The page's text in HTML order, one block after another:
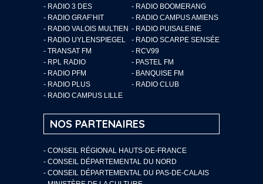
- RADIO 3 DES
- RADIO BOOMERANG
- RADIO GRAF’HIT
- RADIO CAMPUS AMIENS
- RADIO VALOIS MULTIEN - RADIO PUISALEINE
- RADIO UYLENSPIEGEL
- RADIO SCARPE SENSÉE
- TRANSAT FM
- RCV99
- RPL RADIO
- PASTEL FM
- RADIO PFM
- BANQUISE FM
- RADIO PLUS
- RADIO CLUB
- RADIO CAMPUS LILLE
NOS PARTENAIRES
- CONSEIL RÉGIONAL HAUTS-DE-FRANCE
- CONSEIL DÉPARTEMENTAL DU NORD
- CONSEIL DÉPARTEMENTAL DU PAS-DE-CALAIS